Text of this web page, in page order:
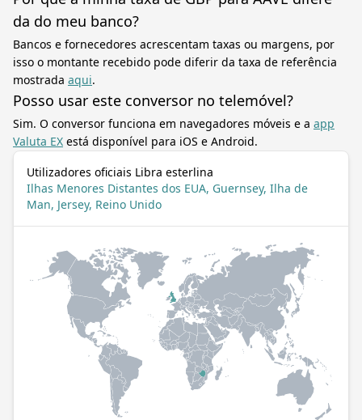
da do meu banco?
Bancos e fornecedores acrescentam taxas ou margens, por
isso o montante recebido pode diferir da taxa de referência
mostrada aqui.
Posso usar este conversor no telemóvel?
Sim. O conversor funciona em navegadores móveis e a app
Valuta EX está disponível para iOS e Android.
Utilizadores oficiais Libra esterlina
Ilhas Menores Distantes dos EUA, Guernsey, Ilha de
Man, Jersey, Reino Unido